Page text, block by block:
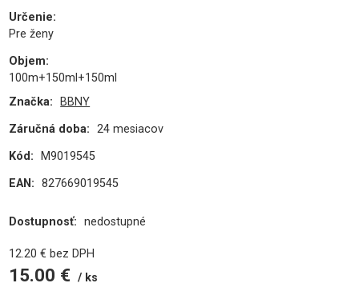
Určenie:
Pre ženy
Objem:
100m+150ml+150ml
Značka:
BBNY
Záručná doba: 24 mesiacov
Kód:
M9019545
EAN: 827669019545
Dostupnosť: nedostupné
12.20 € bez DPH
15.00 € ks